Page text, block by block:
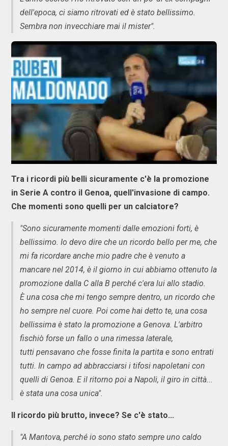
dell'epoca, ci siamo ritrovati ed è stato bellissimo.
Sembra non invecchiare mai il mister".
Tra i ricordi più belli sicuramente c'è la promozione
in Serie A contro il Genoa, quell'invasione di campo.
Che momenti sono quelli per un calciatore?
"Sono sicuramente momenti dalle emozioni forti, è
bellissimo. Io devo dire che un ricordo bello per me, che
mi fa ricordare anche mio padre che è venuto a
mancare nel 2014, è il giorno in cui abbiamo ottenuto la
promozione dalla C alla B perché c'era lui allo stadio.
È una cosa che mi tengo sempre dentro, un ricordo che
ho sempre nel cuore. Poi come hai detto te, una cosa
bellissima è stato la promozione a Genova. L'arbitro
fischiò forse un fallo o una rimessa laterale,
tutti pensavano che fosse finita la partita e sono entrati
tutti. In campo ad abbracciarsi i tifosi napoletani con
quelli di Genoa. E il ritorno poi a Napoli, il giro in città...
è stata una cosa unica".
Il ricordo più brutto, invece? Se c'è stato...
"A Mantova, perché io sono stato sempre uno caldo